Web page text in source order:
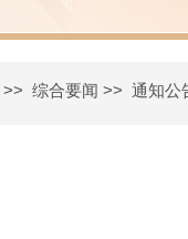
>> 综合要闻 >> 通知公